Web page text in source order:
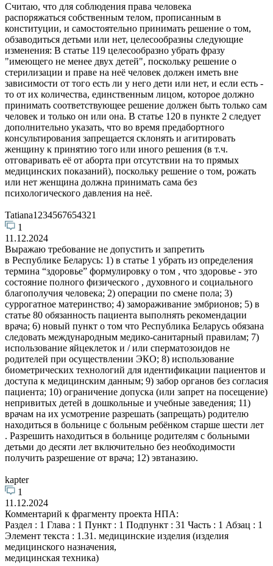
Считаю, что для соблюдения права человека
распоряжаться собственным телом, прописанным в
конституции, и самостоятельно принимать решение о том,
обзаводиться детьми или нет, целесообразны следующие
изменения: В статье 119 целесообразно убрать фразу
"имеющего не менее двух детей", поскольку решение о
стерилизации и праве на неё человек должен иметь вне
зависимости от того есть ли у него дети или нет, и если есть -
то от их количества, единственным лицом, которое должно
принимать соответствующее решение должен быть только сам
человек и только он или она. В статье 120 в пункте 2 следует
дополнительно указать, что во время предабортного
консультирования запрещается склонять и агитировать
женщину к принятию того или иного решения (в т.ч.
отговаривать её от аборта при отсутствии на то прямых
медицинских показаний), поскольку решение о том, рожать
или нет женщина должна принимать сама без
психологического давления на неё.
Tatiana1234567654321
1
11.12.2024
Выражаю требование не допустить и запретить
в Республике Беларусь: 1) в статье 1 убрать из определения
термина “здоровье” формулировку о том , что здоровье - это
состояние полного физического , духовного и социального
благополучия человека; 2) операции по смене пола; 3)
суррогатное материнство; 4) замораживание эмбрионов; 5) в
статье 80 обязанность пациента выполнять рекомендации
врача; 6) новый пункт о том что Республика Беларусь обязана
следовать международным медико-санитарный правилам; 7)
использование яйцеклеток и / или сперматозоидов не
родителей при осуществлении ЭКО; 8) использование
биометрических технологий для идентификации пациентов и
доступа к медицинским данным; 9) забор органов без согласия
пациента; 10) ограничение допуска (или запрет на посещение)
непривитых детей в дошкольные и учебные заведения; 11)
врачам на их усмотрение разрешать (запрещать) родителю
находиться в больнице с больным ребёнком старше шести лет
. Разрешить находиться в больнице родителям с больными
детьми до десяти лет включительно без необходимости
получить разрешение от врача; 12) эвтаназию.
kapter
1
11.12.2024
Комментарий к фрагменту проекта НПА:
Раздел : 1 Глава : 1 Пункт : 1 Подпункт : 31 Часть : 1 Абзац : 1
Элемент текста : 1.31. медицинские изделия (изделия
медицинского назначения,
медицинская техника)